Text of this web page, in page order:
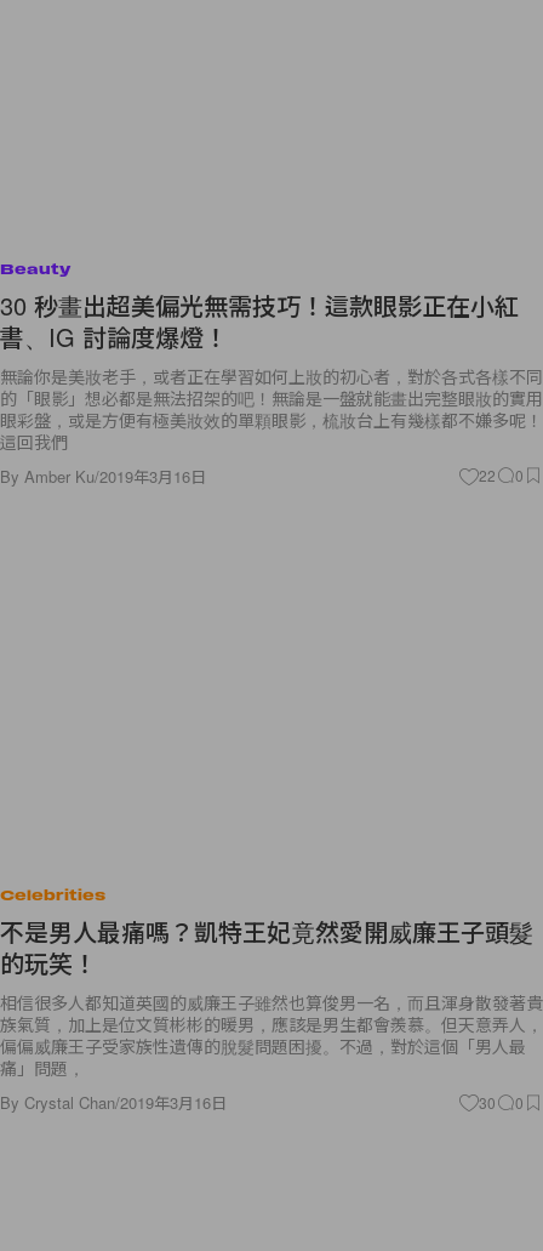
Beauty
30 秒畫出超美偏光無需技巧！這款眼影正在小紅
書、IG 討論度爆燈！
無論你是美妝老手，或者正在學習如何上妝的初心者，對於各式各樣不同
的「眼影」想必都是無法招架的吧！無論是一盤就能畫出完整眼妝的實用
眼彩盤，或是方便有極美妝效的單顆眼影，梳妝台上有幾樣都不嫌多呢！
這回我們
By Amber Ku/2019年3月16日 22 0
Celebrities
不是男人最痛嗎？凱特王妃竟然愛開威廉王子頭髮
的玩笑！
相信很多人都知道英國的威廉王子雖然也算俊男一名，而且渾身散發著貴
族氣質，加上是位文質彬彬的暖男，應該是男生都會羨慕。但天意弄人，
偏偏威廉王子受家族性遺傳的脫髮問題困擾。不過，對於這個「男人最
痛」問題，
By Crystal Chan/2019年3月16日 30 0